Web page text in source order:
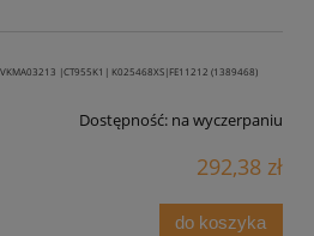
VKMA03213 |CT955K1| K025468XS|FE11212 (1389468)
Dostępność: na wyczerpaniu
292,38 zł
do koszyka